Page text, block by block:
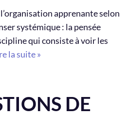
apprenante selon
systémique : la pensée
qui consiste à voir les
la suite »
DE